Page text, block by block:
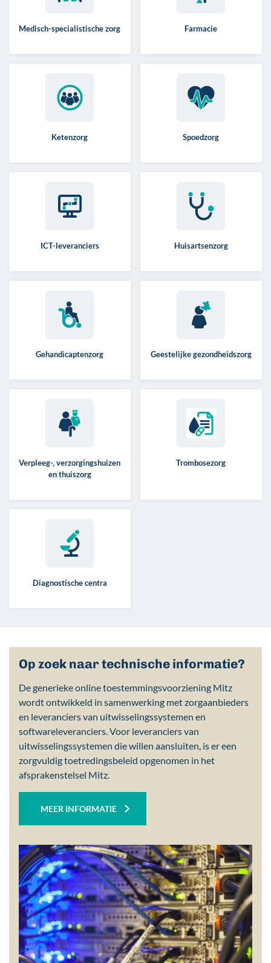
Medisch-specialistische zorg Farmacie
Ketenzorg Spoedzorg
ICT-leveranciers Huisartsenzorg
Gehandicaptenzorg Geestelijke gezondheidszorg
Verpleeg-, verzorgingshuizen
en thuiszorg
Trombosezorg
Diagnostische centra
Op zoek naar technische informatie?
De generieke online toestemmingsvoorziening Mitz
wordt ontwikkeld in samenwerking met zorgaanbieders
en leveranciers van uitwisselingssystemen en
softwareleveranciers. Voor leveranciers van
uitwisselingssystemen die willen aansluiten, is er een
zorgvuldig toetredingsbeleid opgenomen in het
afsprakenstelsel Mitz.
MEER INFORMATIE